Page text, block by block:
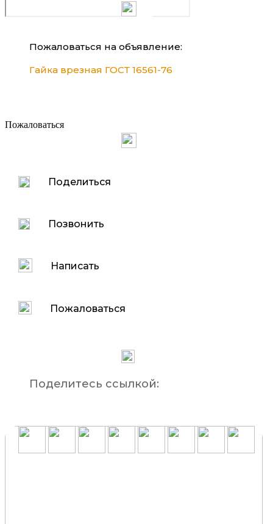
Пожаловаться на объявление:
Гайка врезная ГОСТ 16561-76
Пожаловаться
Поделиться
Позвонить
Написать
Пожаловаться
Поделитесь ссылкой: